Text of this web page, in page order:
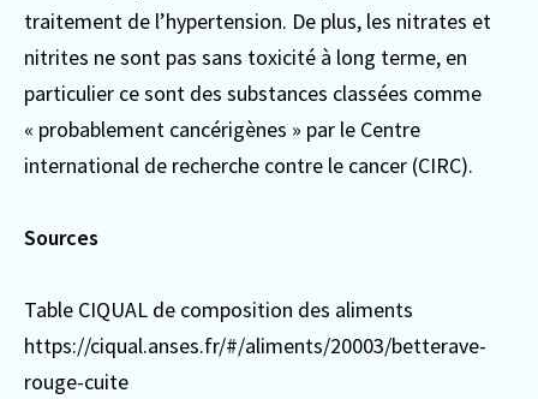
traitement de l’hypertension. De plus, les nitrates et
nitrites ne sont pas sans toxicité à long terme, en
particulier ce sont des substances classées comme
« probablement cancérigènes » par le Centre
international de recherche contre le cancer (CIRC).
Sources
Table CIQUAL de composition des aliments
https://ciqual.anses.fr/#/aliments/20003/betterave-
rouge-cuite